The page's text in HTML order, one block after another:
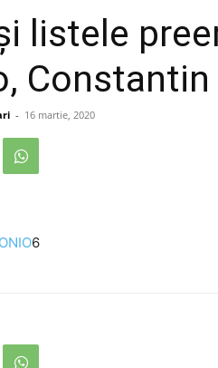
listele
Constantin
- 16 martie, 2020
6